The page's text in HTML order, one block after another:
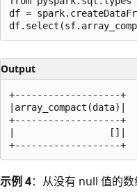
df =
Output
+-------------------+
|array_compact(data)|
+-------------------+
|                 []|
示例 4：从没有 null 值的